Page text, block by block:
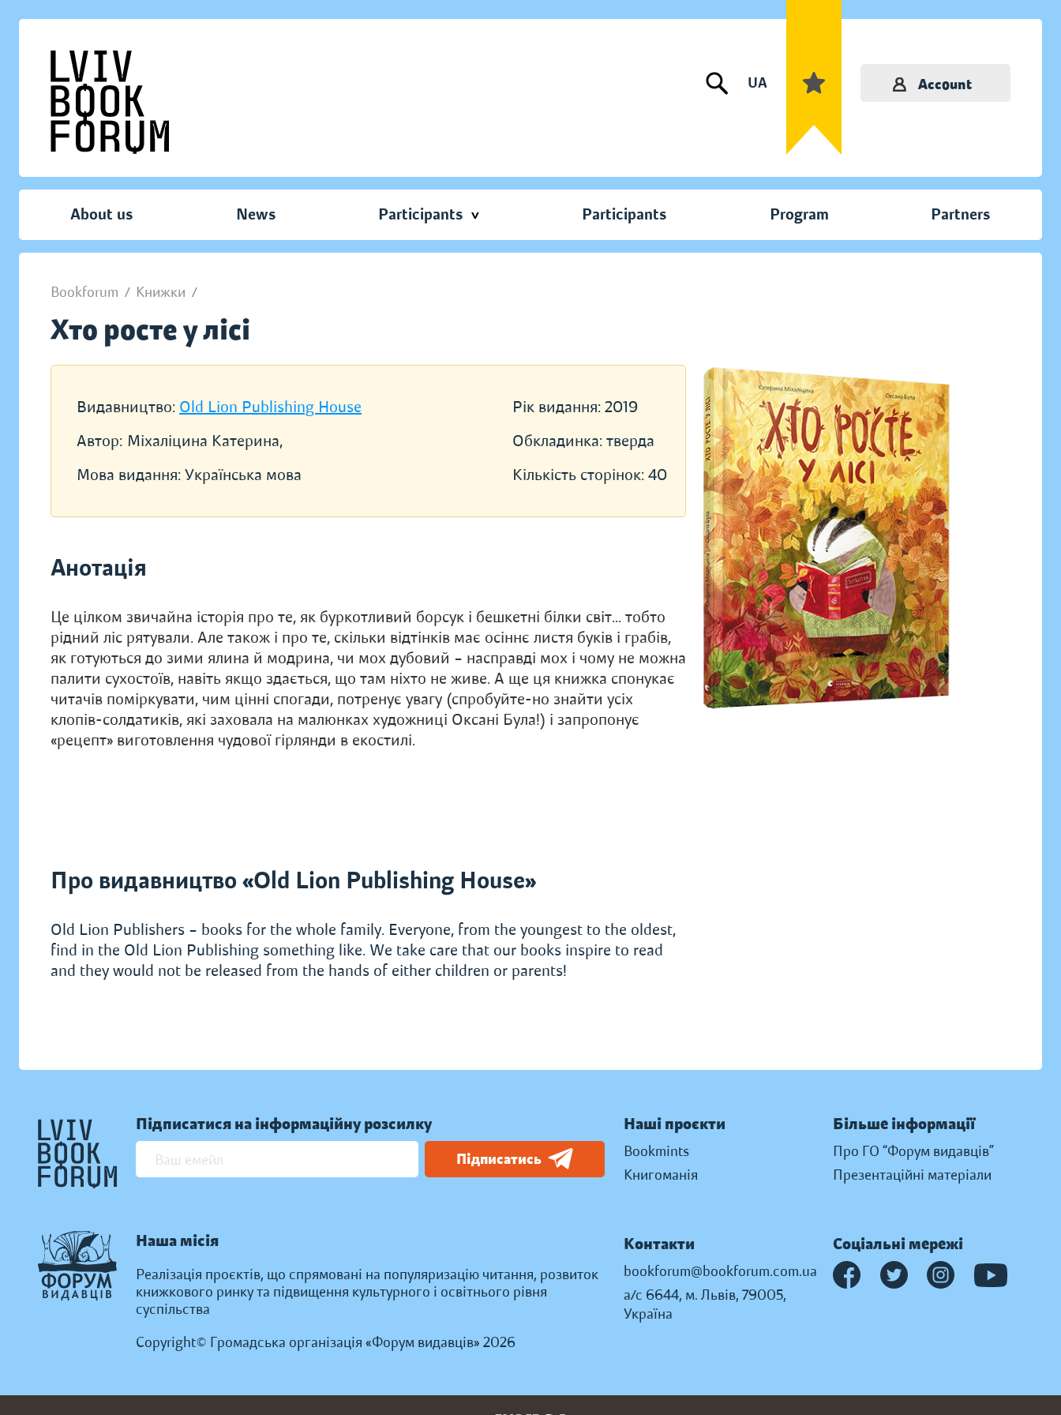
UA Account
About us News Participants Participants Program Partners
Bookforum / Книжки /
Хто росте у лісі
Видавництво: Old Lion Publishing House
Автор: Міхаліцина Катерина,
Мова видання: Українська мова
Рік видання: 2019
Обкладинка: тверда
Кількість сторінок: 40
Анотація
Це цілком звичайна історія про те, як буркотливий борсук і бешкетні білки світ… тобто
рідний ліс рятували. Але також і про те, скільки відтінків має осіннє листя буків і грабів,
як готуються до зими ялина й модрина, чи мох дубовий – насправді мох і чому не можна
палити сухостоїв, навіть якщо здається, що там ніхто не живе. А ще ця книжка спонукає
читачів поміркувати, чим цінні спогади, потренує увагу (спробуйте-но знайти усіх
клопів-солдатиків, які заховала на малюнках художниці Оксані Була!) і запропонує
«рецепт» виготовлення чудової гірлянди в екостилі.
Про видавництво «Old Lion Publishing House»
Old Lion Publishers – books for the whole family. Everyone, from the youngest to the oldest,
find in the Old Lion Publishing something like. We take care that our books inspire to read
and they would not be released from the hands of either children or parents!
Підписатися на інформаційну розсилку
Підписатись
Наша місія
Реалізація проєктів, що спрямовані на популяризацію читання, розвиток
книжкового ринку та підвищення культурного і освітнього рівня
суспільства
Copyright© Громадська організація «Форум видавців» 2026
Наші проєкти
Bookmints
Книгоманія
Більше інформації
Про ГО “Форум видавців”
Презентаційні матеріали
Контакти
bookforum@bookforum.com.ua
а/с 6644, м. Львів, 79005,
Україна
Соціальні мережі